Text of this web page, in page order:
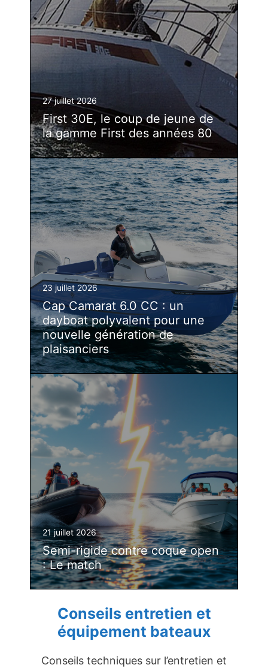
27 juillet 2026
First 30E, le coup de jeune de
la gamme First des années 80
23 juillet 2026
Cap Camarat 6.0 CC : un
dayboat polyvalent pour une
nouvelle génération de
plaisanciers
21 juillet 2026
Semi-rigide contre coque open
: Le match
Conseils entretien et
équipement bateaux
Conseils techniques sur l’entretien et